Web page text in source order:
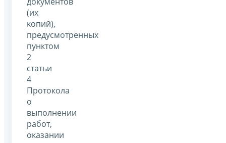
(их
копий),
предусмотренных
пунктом
2
статьи
4
Протокола
о
выполнении
работ,
оказании